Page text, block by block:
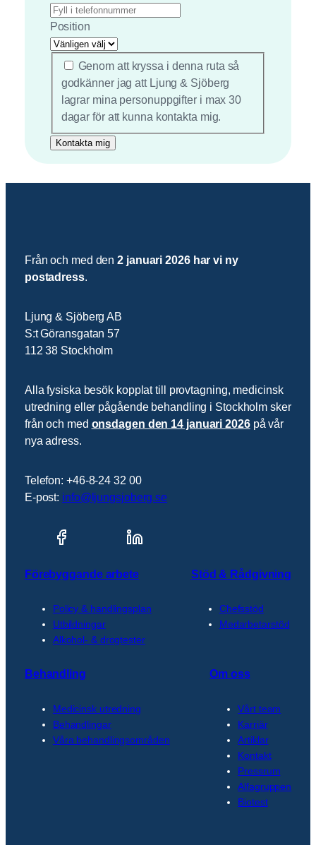
Position
*
Genom att kryssa i denna ruta så
godkänner jag att Ljung & Sjöberg
lagrar mina personuppgifter i max 30
dagar för att kunna kontakta mig.
Från och med den2 januari 2026 har vi ny
postadress.
Ljung & Sjöberg AB
S:t Göransgatan 57
112 38 Stockholm
Alla fysiska besök kopplat till provtagning, medicinsk
utredning eller pågående behandling i Stockholm sker
från och med onsdagen den 14 januari 2026på vår
nya adress.
Telefon: +46-8-24 32 00
E-post: info@ljungsjoberg.se
Förebyggande arbete
Policy & handlingsplan
Utbildningar
Alkohol- & drogtester
Stöd & Rådgivning
Chefsstöd
Medarbetarstöd
Behandling
Medicinsk utredning
Behandlingar
Våra behandlingsområden
Om oss
Vårt team
Karriär
Artiklar
Kontakt
Pressrum
Alfagruppen
Biotest